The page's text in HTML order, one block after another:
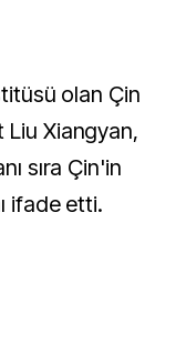
olan Çin
Xiangyan,
sıra Çin'in
ifade etti.